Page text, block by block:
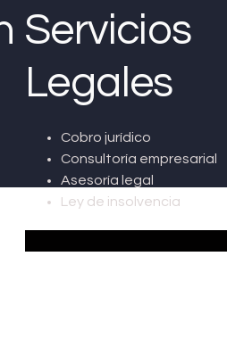
Servicios
Legales
Cobro jurídico
Consultoría empresarial
Asesoría legal
Ley de insolvencia